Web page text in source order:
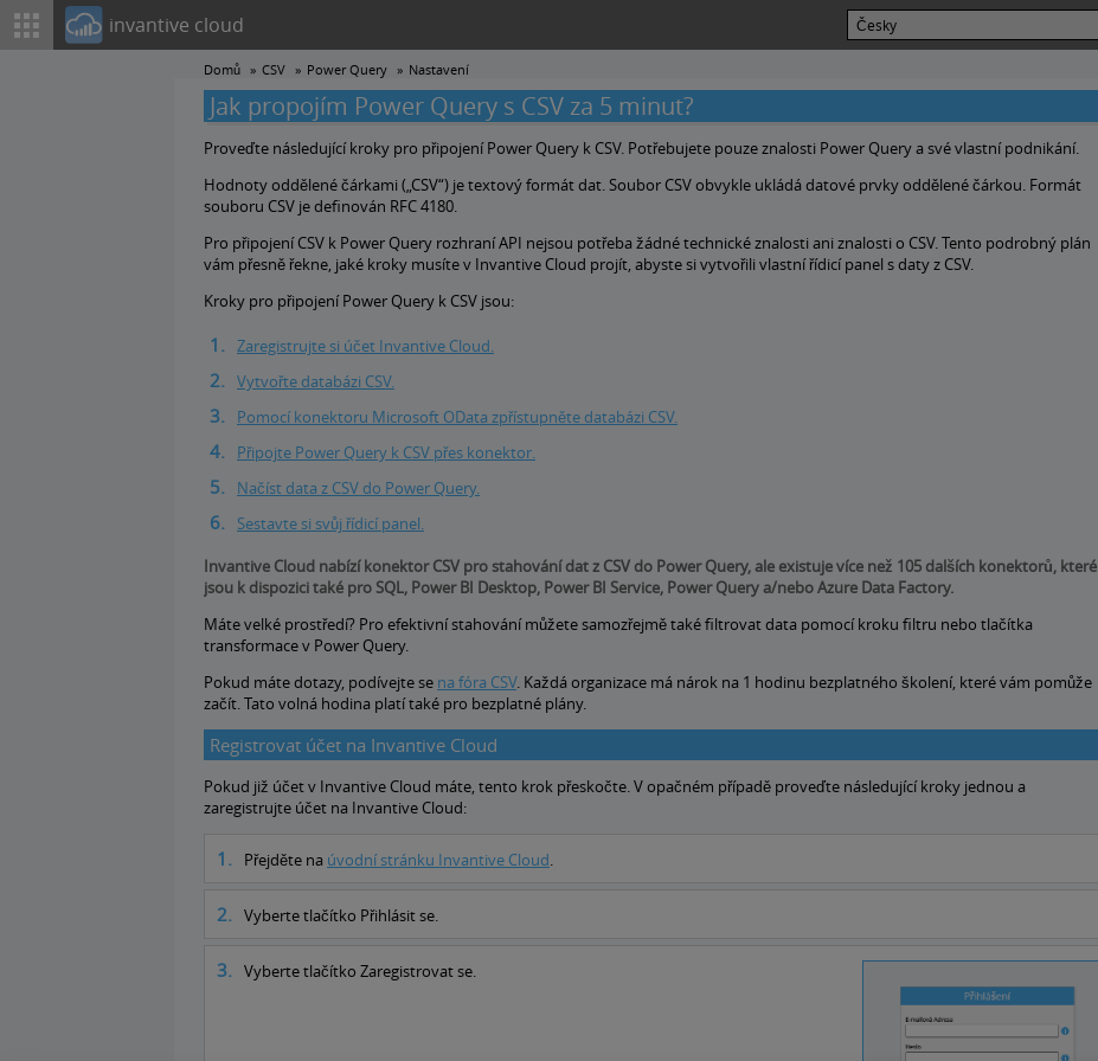
invantive cloud
Domů CSV Power Query Nastavení
Jak propojím Power Query s CSV za 5 minut?
Proveďte následující kroky pro připojení Power Query k CSV. Potřebujete pouze znalosti Power Query a své vlastní podnikání.
Hodnoty oddělené čárkami („CSV“) je textový formát dat. Soubor CSV obvykle ukládá datové prvky oddělené čárkou. Formát
souboru CSV je definován RFC 4180.
Pro připojení CSV k Power Query rozhraní API nejsou potřeba žádné technické znalosti ani znalosti o CSV. Tento podrobný plán
vám přesně řekne, jaké kroky musíte v Invantive Cloud projít, abyste si vytvořili vlastní řídicí panel s daty z CSV.
Kroky pro připojení Power Query k CSV jsou:
Zaregistrujte si účet Invantive Cloud.
Vytvořte databázi CSV.
Pomocí konektoru Microsoft OData zpřístupněte databázi CSV.
Připojte Power Query k CSV přes konektor.
Načíst data z CSV do Power Query.
Sestavte si svůj řídicí panel.
Invantive Cloud nabízí konektor CSV pro stahování dat z CSV do Power Query, ale existuje více než 105 dalších konektorů, které
jsou k dispozici také pro SQL, Power BI Desktop, Power BI Service, Power Query a/nebo Azure Data Factory.
Máte velké prostředí? Pro efektivní stahování můžete samozřejmě také filtrovat data pomocí kroku filtru nebo tlačítka
transformace v Power Query.
Pokud máte dotazy, podívejte se na fóra CSV. Každá organizace má nárok na 1 hodinu bezplatného školení, které vám pomůže
začít. Tato volná hodina platí také pro bezplatné plány.
Registrovat účet na Invantive Cloud
Pokud již účet v Invantive Cloud máte, tento krok přeskočte. V opačném případě proveďte následující kroky jednou a
zaregistrujte účet na Invantive Cloud:
Přejděte na úvodní stránku Invantive Cloud.
Vyberte tlačítko Přihlásit se.
Vyberte tlačítko Zaregistrovat se.